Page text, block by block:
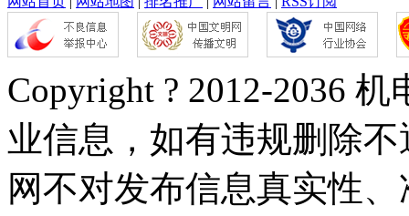
Copyright ? 2012-2036
业信息，如有违规删除
网不对发布信息真实性